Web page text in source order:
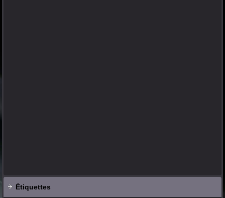
Étiquettes